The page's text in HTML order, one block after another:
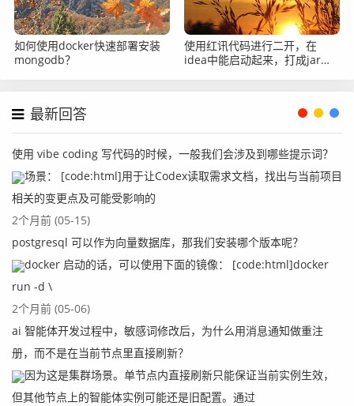
如何使用docker快速部署安装
mongodb？
使用红讯代码进行二开，在
idea中能启动起来，打成jar放
最新回答
使用 vibe coding 写代码的时候，一般我们会涉及到哪些提示词？
场景： [code:html]用于让Codex读取需求文档，找出与当前项目
相关的变更点及可能受影响的
2个月前 (05-15)
postgresql 可以作为向量数据库，那我们安装哪个版本呢？
docker 启动的话，可以使用下面的镜像： [code:html]docker
run -d \
2个月前 (05-06)
ai 智能体开发过程中，敏感词修改后，为什么用消息通知做重注
册，而不是在当前节点里直接刷新？
因为这是集群场景。单节点内直接刷新只能保证当前实例生效，
但其他节点上的智能体实例可能还是旧配置。通过